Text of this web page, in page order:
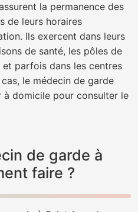
la permanence des
de leurs horaires
Ils exercent dans leurs
de santé, les pôles de
parfois dans les centres
le médecin de garde
à domicile pour consulter le
de garde à
faire ?